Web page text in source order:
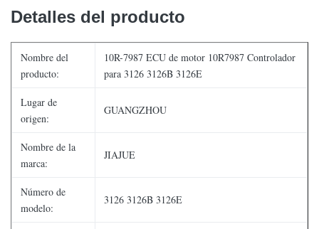
Detalles del producto
Nombre del
producto:
10R-7987 ECU de motor 10R7987 Controlador
para 3126 3126B 3126E
Lugar de
origen:
GUANGZHOU
Nombre de la
marca:
JIAJUE
Número de
modelo:
3126 3126B 3126E